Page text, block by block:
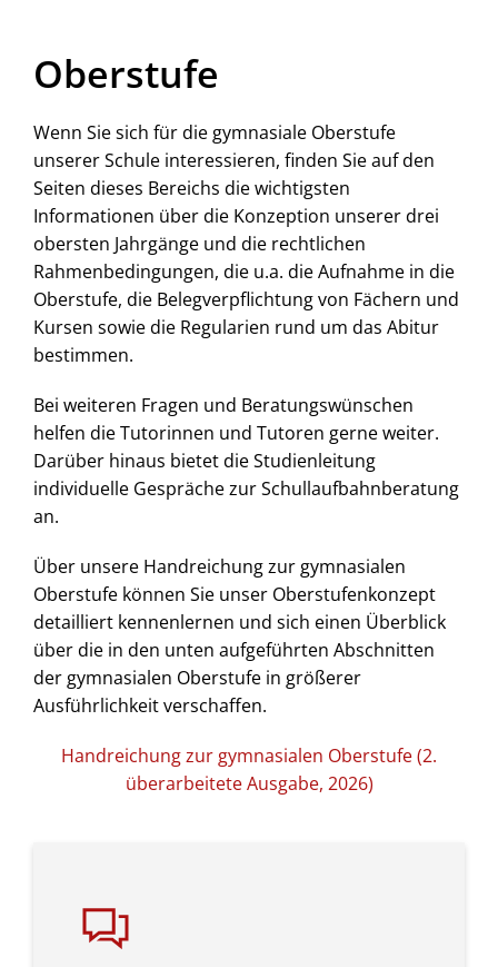
Oberstufe
Wenn Sie sich für die gymnasiale Oberstufe
unserer Schule interessieren, finden Sie auf den
Seiten dieses Bereichs die wichtigsten
Informationen über die Konzeption unserer drei
obersten Jahrgänge und die rechtlichen
Rahmenbedingungen, die u.a. die Aufnahme in die
Oberstufe, die Belegverpflichtung von Fächern und
Kursen sowie die Regularien rund um das Abitur
bestimmen.
Bei weiteren Fragen und Beratungswünschen
helfen die Tutorinnen und Tutoren gerne weiter.
Darüber hinaus bietet die Studienleitung
individuelle Gespräche zur Schullaufbahnberatung
an.
Über unsere Handreichung zur gymnasialen
Oberstufe können Sie unser Oberstufenkonzept
detailliert kennenlernen und sich einen Überblick
über die in den unten aufgeführten Abschnitten
der gymnasialen Oberstufe in größerer
Ausführlichkeit verschaffen.
Handreichung zur gymnasialen Oberstufe (2.
überarbeitete Ausgabe, 2026)